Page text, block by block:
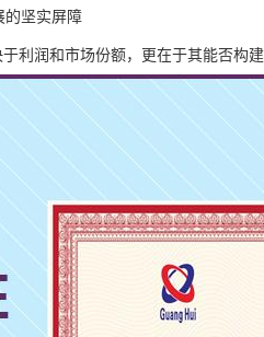
的坚实屏障
利润和市场份额，更在于其能否构